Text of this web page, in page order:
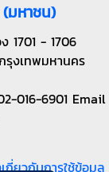
มหาชน)
1701 - 1706
รุงเทพมหานคร
016-6901 Email
กี่ยวกับการใช้ข้อมูล